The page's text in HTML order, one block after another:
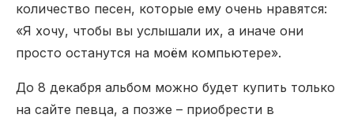
количество песен, которые ему очень нравятся:
«Я хочу, чтобы вы услышали их, а иначе они
просто останутся на моём компьютере».
До 8 декабря альбом можно будет купить только
на сайте певца, а позже – приобрести в